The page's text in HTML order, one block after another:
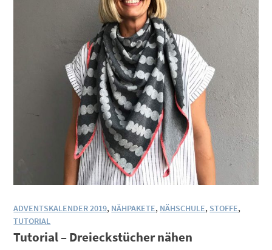
ADVENTSKALENDER 2019, NÄHPAKETE, NÄHSCHULE, STOFFE,
TUTORIAL
Tutorial – Dreieckstücher nähen